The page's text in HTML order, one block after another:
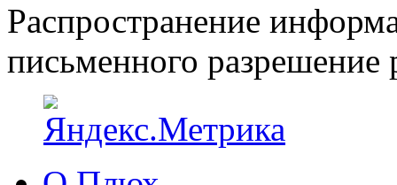
Распространение
письменного разрешение